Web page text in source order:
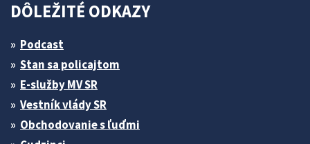
DÔLEŽITÉ ODKAZY
Podcast
Stan sa policajtom
E-služby MV SR
Vestník vlády SR
Obchodovanie s ľuďmi